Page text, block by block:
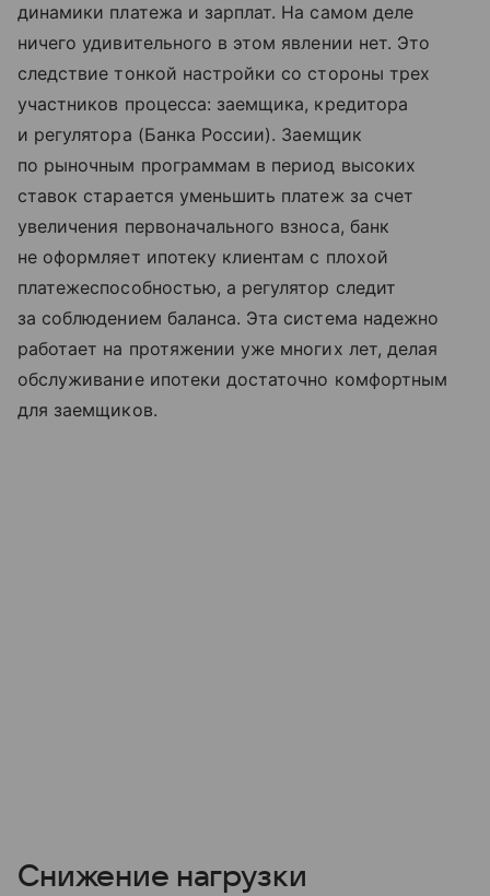
динамики платежа и зарплат. На самом деле
ничего удивительного в этом явлении нет. Это
следствие тонкой настройки со стороны трех
участников процесса: заемщика, кредитора
и регулятора (Банка России). Заемщик
по рыночным программам в период высоких
ставок старается уменьшить платеж за счет
увеличения первоначального взноса, банк
не оформляет ипотеку клиентам с плохой
платежеспособностью, а регулятор следит
за соблюдением баланса. Эта система надежно
работает на протяжении уже многих лет, делая
обслуживание ипотеки достаточно комфортным
для заемщиков.
Снижение нагрузки